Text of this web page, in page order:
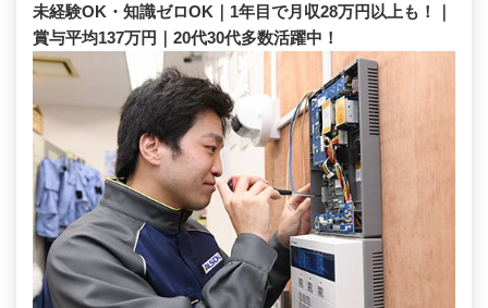
未経験OK・知識ゼロOK｜1年目で月収28万円以上も！｜
賞与平均137万円｜20代30代多数活躍中！